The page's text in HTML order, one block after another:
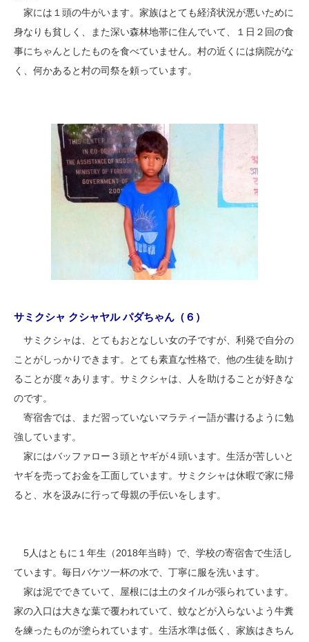
家には１頭の牛がいます。家族はとても経済状況が悪いために
身なりも貧しく、また深い森林地帯に住んでいて、１日２回の食
事にちゃんとしたものを食べていません。村の近くには病院がな
く、何かあると村の司祭を頼っています。
サミクシャ クシャヤル パダちゃん（６）
サミクシャは、とてもおとなしい女の子ですが、利発で自分の
ことがしっかりできます。とても素直な性格で、他の生徒を助け
ることが度々あります。サミクシャは、人を助けることが好きな
のです。
寄宿舎では、まだ習っていないマラティー語が書けるように勉
強しています。
家にはバッファロー３頭とヤギが４頭います。生活が苦しいと
ヤギを売ってお金を工面しています。サミクシャは休暇で家に帰
ると、水を汲みに行って母親の手伝いをします。
5人はともに１年生（2018年当時）で、学校の寄宿舎で生活し
ています。毎日バケツ一杯の水で、丁寧に服を洗います。
家は泥でできていて、屋根には土のタイルが張られています。
家の入口は大きな葉で覆われていて、蚊などが入らないよう牛糞
を練ったものが塗られています。生活水準は低く、家族はきちん